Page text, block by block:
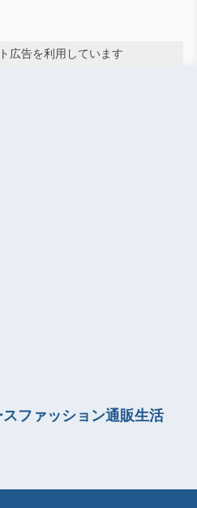
広告を利用しています
ファッション通販生活